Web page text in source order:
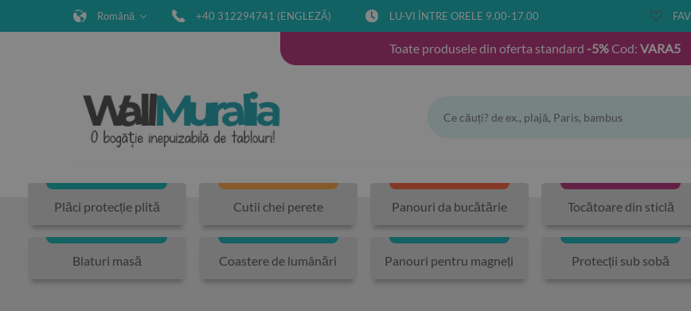
Română +40 312294741 (ENGLEZĂ) LU-VI ÎNTRE ORELE 9.00-17.00
Toate produsele din oferta standard -5%Cod: VARA5
Plăci protecție plită Cutii chei perete Panouri da bucătărie Tocătoare din sticlă
Blaturi masă Coastere de lumânări Panouri pentru magneți Protecții sub sobă